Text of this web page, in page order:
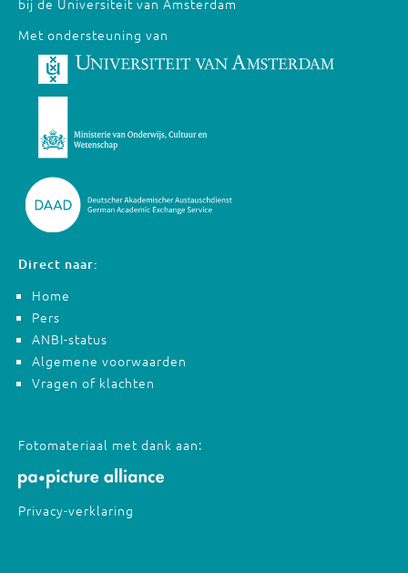
bij de Universiteit van Amsterdam
Met ondersteuning van
Direct naar:
Home
Pers
ANBI-status
Algemene voorwaarden
Vragen of klachten
Fotomateriaal met dank aan:
Privacy-verklaring